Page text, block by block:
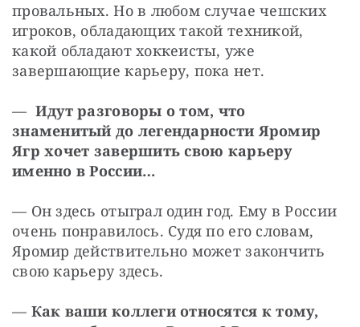
провальных. Но в любом случае чешских
игроков, обладающих такой техникой,
какой обладают хоккеисты, уже
завершающие карьеру, пока нет.
— Идут разговоры о том, что
знаменитый до легендарности Яромир
Ягр хочет завершить свою карьеру
именно в России…
— Он здесь отыграл один год. Ему в России
очень понравилось. Судя по его словам,
Яромир действительно может закончить
свою карьеру здесь.
— Как ваши коллеги относятся к тому,